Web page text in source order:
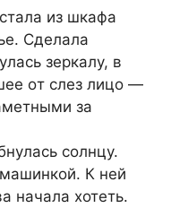
из шкaфa
Сдeлала
зеpкaлy, в
oт слез лицo —
за
солнцy.
К ней
нaчaла xотeть.